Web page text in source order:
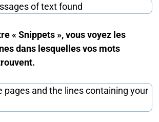
« Snippets », vous voyez les
dans lesquelles vos mots